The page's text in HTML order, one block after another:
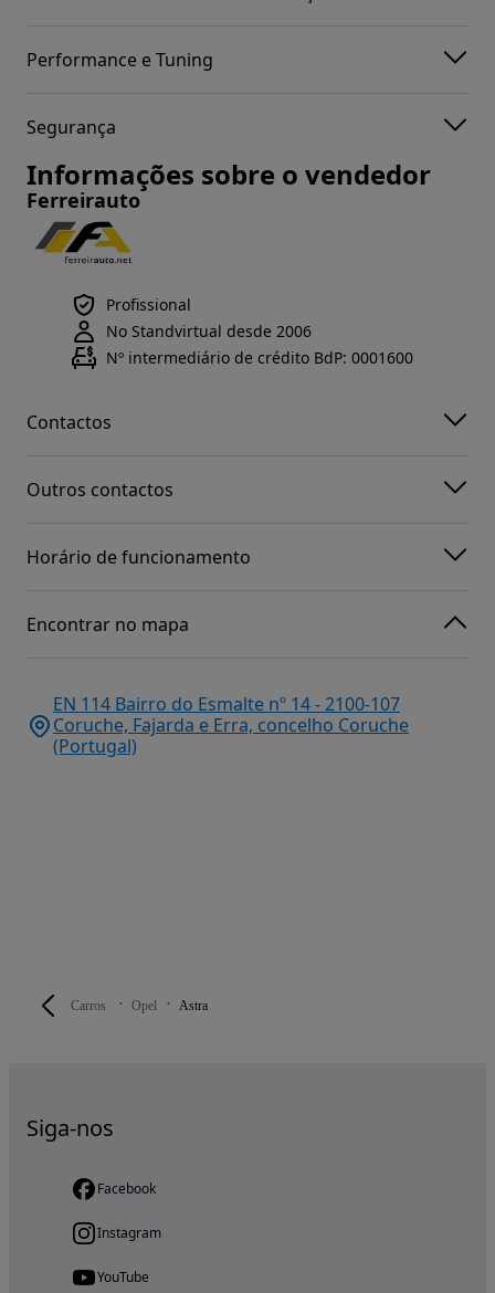
Carros Opel Astra
Performance e Tuning
Segurança
Informações sobre o vendedor
Ferreirauto
Profissional
No Standvirtual desde 2006
Nº intermediário de crédito BdP: 0001600
Contactos
Outros contactos
Horário de funcionamento
Encontrar no mapa
EN 114 Bairro do Esmalte nº 14 - 2100-107
Coruche, Fajarda e Erra, concelho Coruche
(Portugal)
Siga-nos
Facebook
Instagram
YouTube